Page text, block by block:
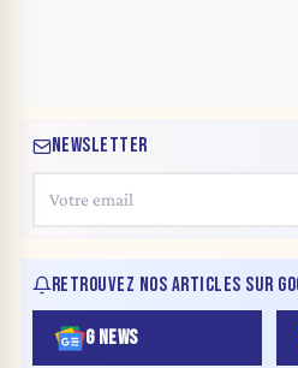
NEWSLETTER
RETROUVEZ NOS ARTICLES SUR
G NEWS